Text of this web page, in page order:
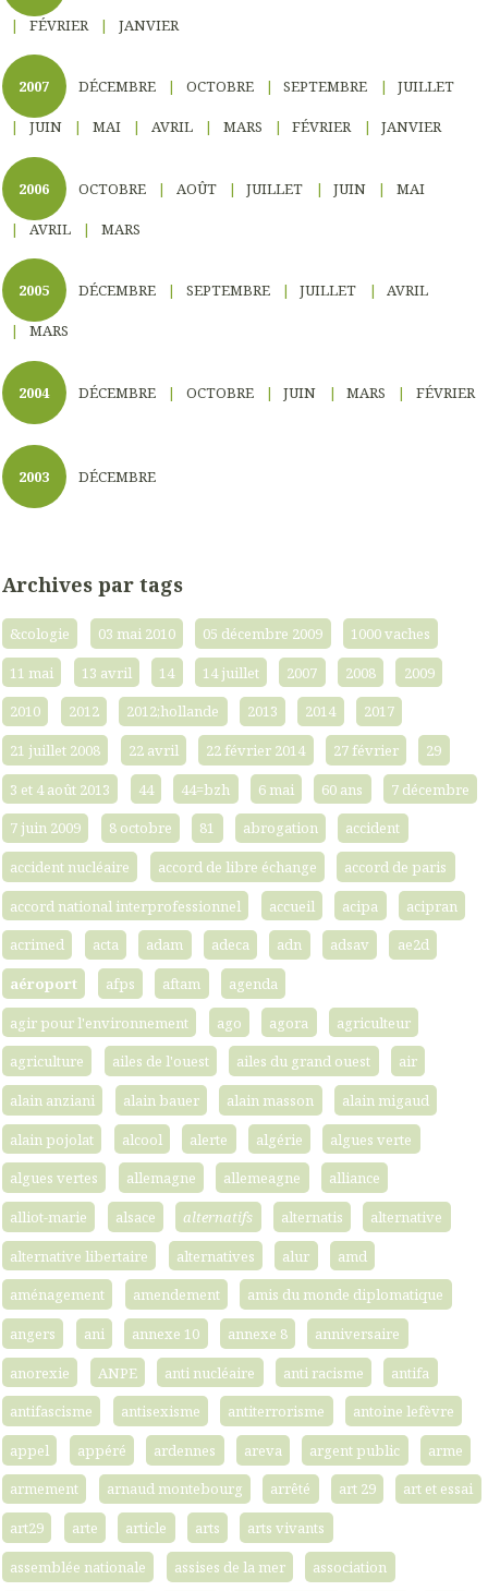
FÉVRIER JANVIER
2007 DÉCEMBRE OCTOBRE SEPTEMBRE JUILLET
JUIN MAI AVRIL MARS FÉVRIER JANVIER
2006 OCTOBRE AOÛT JUILLET JUIN MAI
AVRIL MARS
2005 DÉCEMBRE SEPTEMBRE JUILLET AVRIL
MARS
2004 DÉCEMBRE OCTOBRE JUIN MARS FÉVRIER
2003 DÉCEMBRE
Archives par tags
&cologie 03 mai 2010 05 décembre 2009
1000 vaches
11 mai
13 avril 14 14 juillet 2007 2008
2009
2010
2012 2012;hollande 2013 2014
2017
21 juillet 2008
22 avril 22 février 2014 27 février
29
3 et 4 août 2013
44 44=bzh 6 mai 60 ans
7 décembre
7 juin 2009
8 octobre 81 abrogation
accident
accident nucléaire
accord de libre échange
accord de paris
accord national interprofessionnel
accueil acipa
acipran
acrimed
acta adam adeca adn adsav
ae2d
aéroport
afps aftam
agenda
agir pour l'environnement
ago agora
agriculteur
agriculture
ailes de l'ouest ailes du grand ouest
air
alain anziani
alain bauer alain masson
alain migaud
alain pojolat
alcool alerte algérie
algues verte
algues vertes
allemagne allemeagne
alliance
alliot-marie
alsace alternatifs alternatis
alternative
alternative libertaire
alternatives alur
amd
aménagement
amendement
amis du monde diplomatique
angers
ani annexe 10 annexe 8
anniversaire
anorexie
ANPE anti nucléaire anti racisme
antifa
antifascisme
antisexisme antiterrorisme
antoine lefèvre
appel
appéré ardennes areva argent public
arme
armement
arnaud montebourg arrêté art 29
art et essai
art29
arte article arts
arts vivants
assemblée nationale
assises de la mer
association